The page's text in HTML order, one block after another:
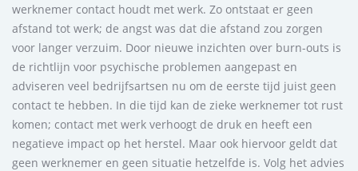
werknemer contact houdt met werk. Zo ontstaat er geen
afstand tot werk; de angst was dat die afstand zou zorgen
voor langer verzuim. Door nieuwe inzichten over burn-outs is
de richtlijn voor psychische problemen aangepast en
adviseren veel bedrijfsartsen nu om de eerste tijd juist geen
contact te hebben. In die tijd kan de zieke werknemer tot rust
komen; contact met werk verhoogt de druk en heeft een
negatieve impact op het herstel. Maar ook hiervoor geldt dat
geen werknemer en geen situatie hetzelfde is. Volg het advies